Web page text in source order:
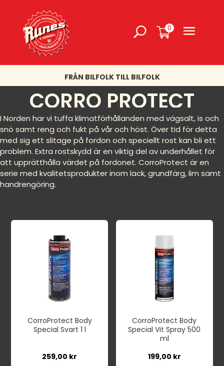
0
FRÅN BILFOLK TILL BILFOLK
CORRO PROTECT
I Norden har vi tuffa klimatförhållanden med vägsalt, is och
snö samt reng och fukt på vår och höst. Över tid för detta
med sig ett slitage på fordon och speciellt rost kan bli ett
problem. Extra rostskydd är en viktig del av underhållet för
att upprätthålla värdet på fordonet. CorroProtect är en
serie med kvalitetsprodukter inom lack, grundfärg, lim samt
handrengöring.
CorroProtect Body
Special Svart 1 l
259,00 kr
CorroProtect Body
Special Vit Spray 500
ml
199,00 kr